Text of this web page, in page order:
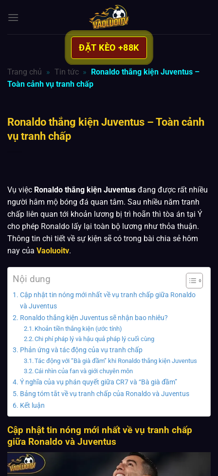
qua
ĐẶT KÈO +88K
Trang chủ » Tin tức » Ronaldo thắng kiện Juventus –
Toàn cảnh vụ tranh chấp
Ronaldo thắng kiện Juventus – Toàn cảnh
vụ tranh chấp
Vụ việc Ronaldo thắng kiện Juventus đang được rất nhiều
người hâm mộ bóng đá quan tâm. Sau nhiều năm tranh
chấp liên quan tới khoản lương bị trì hoãn thì tòa án tại Ý
cho phép Ronaldo lấy lại toàn bộ lương như thỏa thuận.
Thông tin chi tiết về sự kiện sẽ có trong bài chia sẻ hôm
nay của Vaoluoitv.
Nội dung
Cập nhật tin nóng mới nhất về vụ tranh chấp giữa Ronaldo
và Juventus
Ronaldo thắng kiện Juventus sẽ nhận bao nhiêu?
Khoản tiền thắng kiện (ước tính)
Chi phí pháp lý và hậu quả pháp lý cuối cùng
Phản ứng và tác động của vụ tranh chấp
Tác động với “Bà già đầm” khi Ronaldo thắng kiện Juventus
Cái nhìn của fan và giới chuyên môn
Ý nghĩa của vụ phán quyết giữa CR7 và “Bà già đầm”
Bảng tóm tắt về vụ tranh chấp của Ronaldo và Juventus
Kết luận
Cập nhật tin nóng mới nhất về vụ tranh chấp
giữa Ronaldo và Juventus